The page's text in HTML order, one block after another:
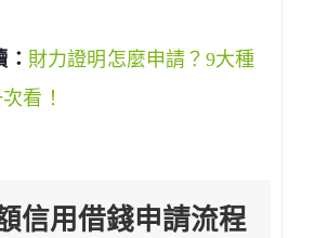
財力證明怎麼申請？9大種
看！
信用借錢申請流程